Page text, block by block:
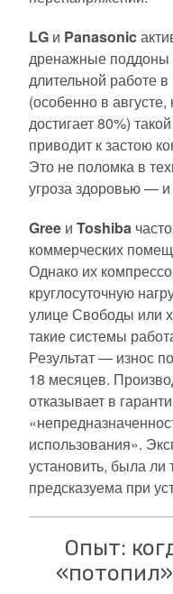
LG и Panasonic
дренажные
длительной работе
(особенно в
достигает 80%)
приводит к застою
Это не поломка в
угроза здоровью —
Gree и Toshiba
коммерческих
Однако их
круглосуточную
улице Свободы или
такие системы
Результат — износ
18 месяцев.
отказывает в
использования».
установить, была ли
предсказуема при
Опыт: